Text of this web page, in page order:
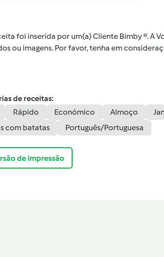
foi inserida por um(a) Cliente Bimby ®. A
ou imagens. Por favor, tenha em
de receitas:
Rápido Económico Almoço
com batatas
Português/Portuguesa
de impressão